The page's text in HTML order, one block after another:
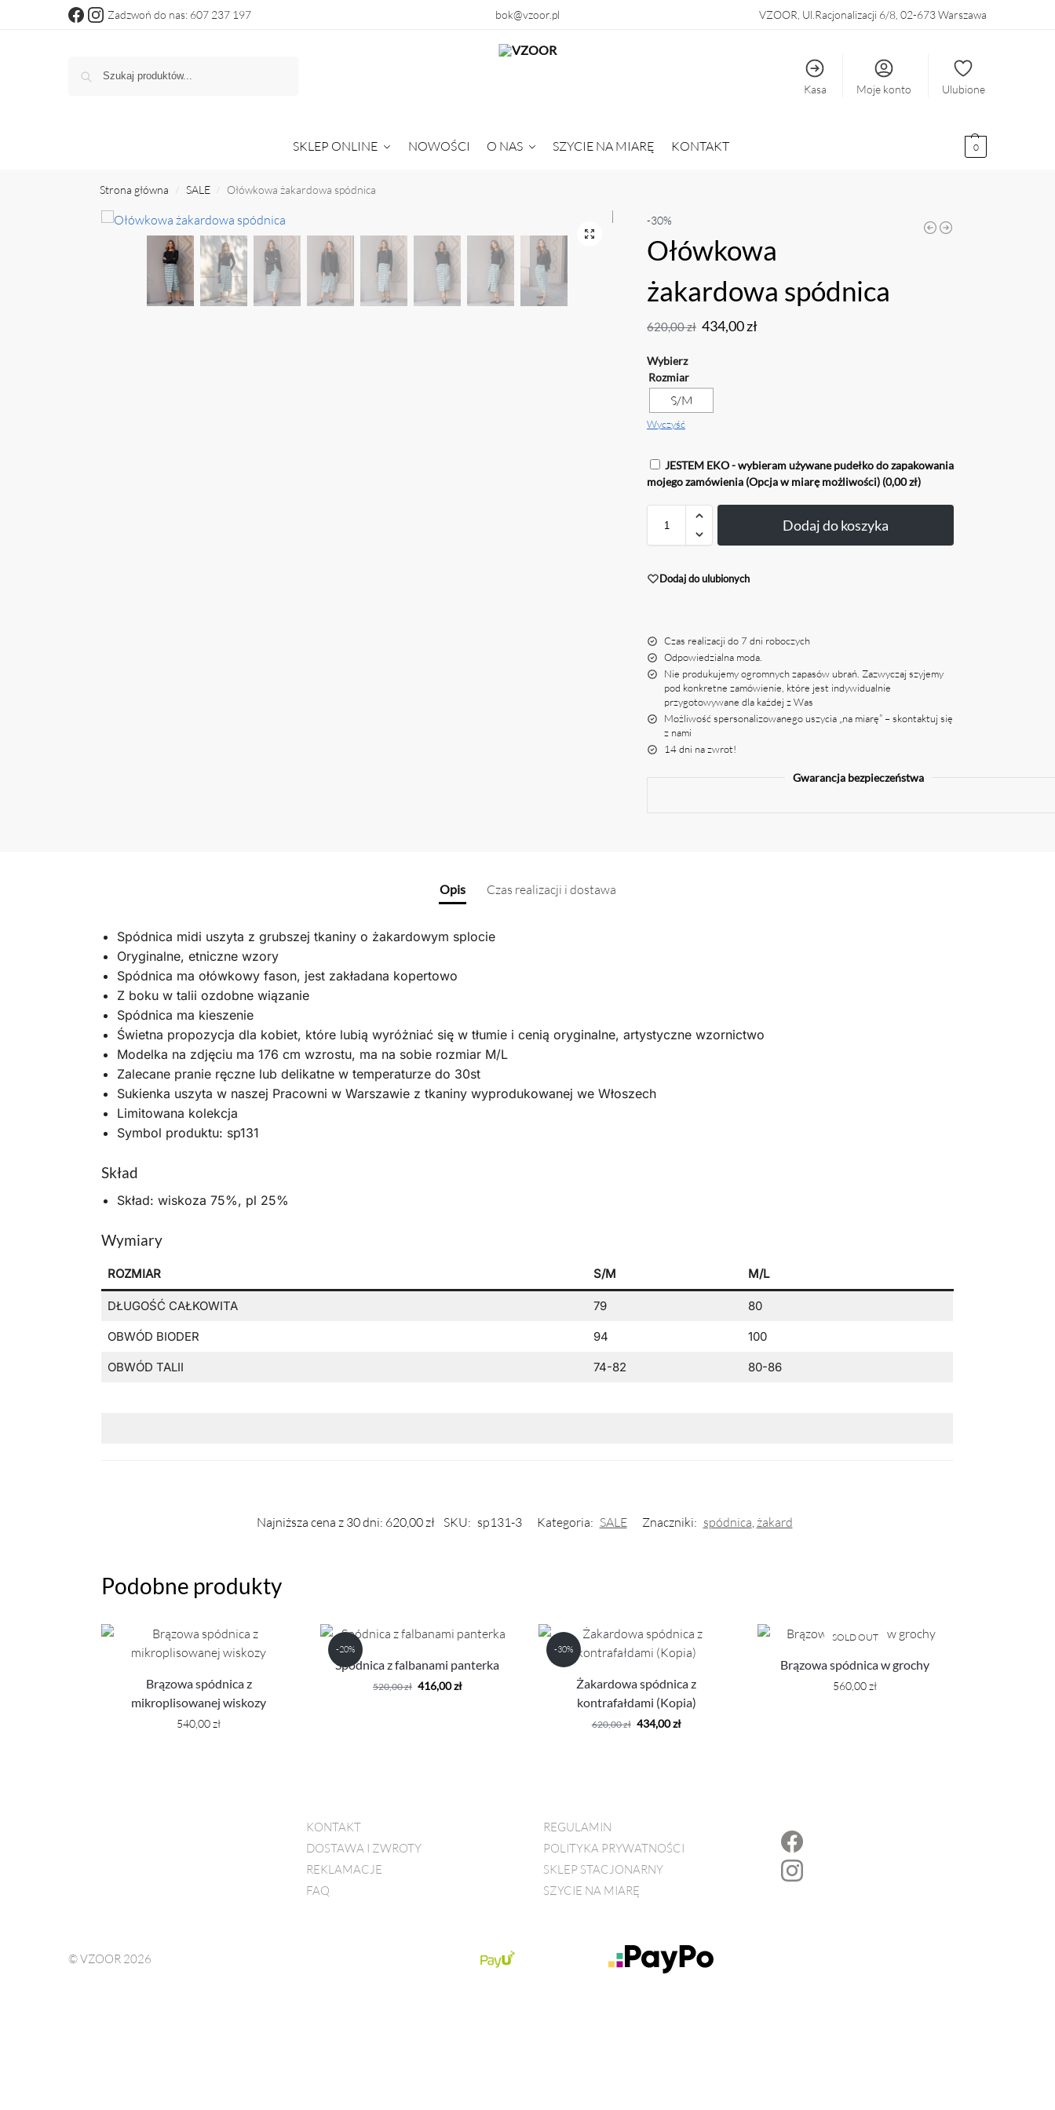
Zadzwoń do nas: 607 237 197 bok@vzoor.pl VZOOR, Ul.Racjonalizacji 6/8, 02-673 Warszawa
Kasa Moje konto Ulubione
SKLEP ONLINE NOWOŚCI O NAS SZYCIE NA MIARĘ KONTAKT 0
Strona główna / SALE / Ołówkowa żakardowa spódnica
-30%
Ołówkowa
żakardowa spódnica
620,00zł 434,00zł
Rozmiar
S/M
Wyczyść
JESTEM EKO - wybieram używane pudełko do zapakowania
mojego zamówienia (Opcja w miarę możliwości) (0,00 zł)
Dodaj do koszyka
Dodaj do ulubionych
Czas realizacji do 7 dni roboczych
Odpowiedzialna moda.
Nie produkujemy ogromnych zapasów ubrań. Zazwyczaj szyjemy
pod konkretne zamówienie, które jest indywidualnie
przygotowywane dla każdej z Was
Możliwość spersonalizowanego uszycia „na miarę” – skontaktuj się
z nami
14 dni na zwrot!
Gwarancja bezpieczeństwa
Opis Czas realizacji i dostawa
Spódnica midi uszyta z grubszej tkaniny o żakardowym splocie
Oryginalne, etniczne wzory
Spódnica ma ołówkowy fason, jest zakładana kopertowo
Z boku w talii ozdobne wiązanie
Spódnica ma kieszenie
Świetna propozycja dla kobiet, które lubią wyróżniać się w tłumie i cenią oryginalne, artystyczne wzornictwo
Modelka na zdjęciu ma 176 cm wzrostu, ma na sobie rozmiar M/L
Zalecane pranie ręczne lub delikatne w temperaturze do 30st
Sukienka uszyta w naszej Pracowni w Warszawie z tkaniny wyprodukowanej we Włoszech
Limitowana kolekcja
Symbol produktu: sp131
Skład
Skład: wiskoza 75%, pl 25%
Wymiary
ROZMIAR S/M M/L
DŁUGOŚĆ CAŁKOWITA 79 80
OBWÓD BIODER 94 100
OBWÓD TALII 74-82 80-86
Najniższa cena z 30 dni: 620,00zł SKU: sp131-3 Kategoria: SALE Znaczniki: spódnica żakard
Podobne produkty
Brązowa spódnica z
mikroplisowanej wiskozy
540,00zł
-20%
Spódnica z falbanami panterka
520,00zł 416,00zł
-30%
Żakardowa spódnica z
kontrafałdami (Kopia)
620,00zł 434,00zł
SOLD OUT
Brązowa spódnica w grochy
560,00zł
KONTAKT
DOSTAWA I ZWROTY
REKLAMACJE
FAQ
REGULAMIN
POLITYKA PRYWATNOŚCI
SKLEP STACJONARNY
SZYCIE NA MIARĘ
© VZOOR 2026